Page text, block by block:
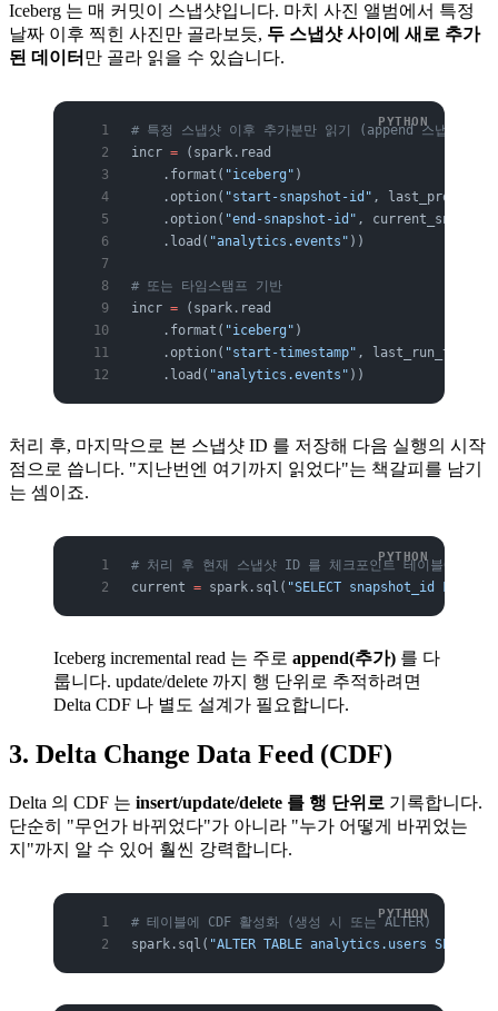
Iceberg 는 매 커밋이 스냅샷입니다. 마치 사진 앨범에서 특정
날짜 이후 찍힌 사진만 골라보듯, 두 스냅샷 사이에 새로 추가
된 데이터 만 골라 읽을 수 있습니다.
# 특정 스냅샷 이후 추가분만 읽기 (append 스냅샷 대
incr = (spark.read
    .format(
"iceberg" )
    .option(
"start-snapshot-id" ,
    .option(
"end-snapshot-id" ,
    .load(
"analytics.events" ))
# 또는 타임스탬프 기반
incr = (spark.read
    .format(
"iceberg" )
    .option(
"start-timestamp" , last_run_ts_ms)
    .load(
"analytics.events" ))
처리 후, 마지막으로 본 스냅샷 ID 를 저장해 다음 실행의 시작
점으로 씁니다. "지난번엔 여기까지 읽었다"는 책갈피를 남기
는 셈이죠.
# 처리 후 현재 스냅샷 ID 를 체크포인트 테이블에 기
current = spark.sql( "SELECT snapshot_id FROM
Iceberg incremental read 는 주로 append(추가) 를 다
룹니다. update/delete 까지 행 단위로 추적하려면
Delta CDF 나 별도 설계가 필요합니다.
3. Delta Change Data Feed (CDF)
Delta 의 CDF 는 insert/update/delete 를 행 단위로 기록합니다.
단순히 "무언가 바뀌었다"가 아니라 "누가 어떻게 바뀌었는
지"까지 알 수 있어 훨씬 강력합니다.
# 테이블에 CDF 활성화 (생성 시 또는 ALTER)
spark.sql( "ALTER TABLE analytics.users SET